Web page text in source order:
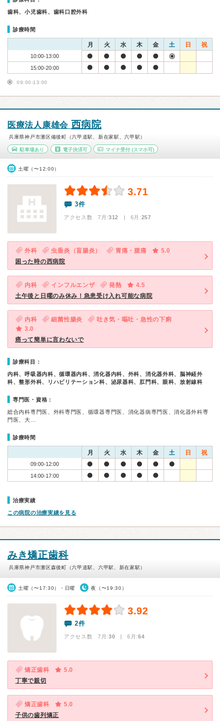
歯科、小児歯科、歯科口腔外科
診療時間
月 火 水 木 金 土 日 祝
10:00-13:00
15:00-20:00
09:00-13:00
医療法人康雄会 西病院
兵庫県神戸市灘区備後町（六甲道駅、新在家駅、六甲駅）
駐車場あり 電子決済可 マイナ受付 (スマホ可)
土曜（〜12:00）
3.71
3件
アクセス数 7月:312 | 6月:257
外科 虫垂炎（盲腸炎） 胃痛・腹痛
5.0
困った時の西病院
内科 インフルエンザ 発熱
4.5
土午後と日曜のみ休み！急患受け入れ可能な病院
内科 細菌性腸炎
吐き気・嘔吐・急性の下痢
3.0
癌って簡単に言わないで
診療科目：
内科、呼吸器内科、循環器内科、消化器内科、外科、消化器外科、脳神経外
科、整形外科、リハビリテーション科、泌尿器科、肛門科、眼科、放射線科
専門医・資格：
総合内科専門医、外科専門医、循環器専門医、消化器病専門医、消化器外科専
門医、大…
診療時間
月 火 水 木 金 土 日 祝
09:00-12:00
14:00-17:00
治療実績
この病院の治療実績を見る
みき矯正歯科
兵庫県神戸市灘区森後町（六甲道駅、六甲駅、新在家駅）
土曜（〜17:30）・日曜 夜（〜19:30）
3.92
2件
アクセス数 7月:30 | 6月:64
矯正歯科
5.0
丁寧で親切
矯正歯科
5.0
子供の歯列矯正